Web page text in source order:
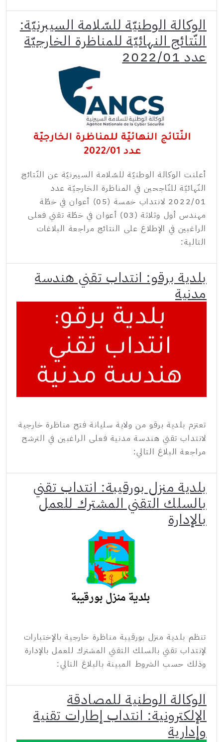
الوكالة الوطنيّة للسّلامة السيبرنيّة:
النّتائج النهائيّة للمناظرة الخارجيّة
عدد 2022/01
أعلنت الوكالة الوطنيّة للسّلامة السيبرنيّة عن النّتائج
النّهائيّة للنّاجحين في المناظرة الخارجيّة عدد
2022/01 لانتداب خمسة (05) أعوان في خطّة
مهندس أول وثلاثة (03) أعوان في خطّة تقني فعلى
الراغبين في الإطلاع على النتائج مراجعة البلاغات
التالية:
بلدية برقو: انتداب تقني هندسة
مدنية
تعتزم بلدية برقو من ولاية سليانة فتح مناظرة خارجية
لانتداب تقني هندسة مدنية فعلى الراغبين في الترشح
مراجعة البلاغ التالي:
بلدية منزل بورقيبة: انتداب تقني
بالسلك التقني المشترك للعمل
بالإدارة
تنظم بلدية منزل بورقيبة مناظرة خارجية بالإختبارات
لإنتداب تقني بالسلك التقني المشترك للعمل بالإدارة
وذلك حسب الشروط المبينة بالبلاغ التالي:
الوكالة الوطنية للمصادقة
الإلكترونية: انتداب إطارات تقنية
وإدارية